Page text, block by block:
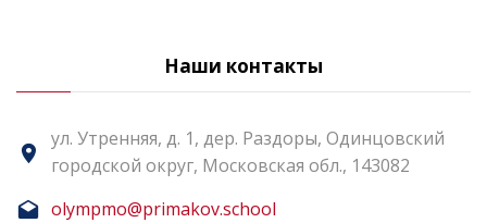
Наши контакты
ул. Утренняя, д. 1, дер. Раздоры, Одинцовский
городской округ, Московская обл., 143082
olympmo@primakov.school